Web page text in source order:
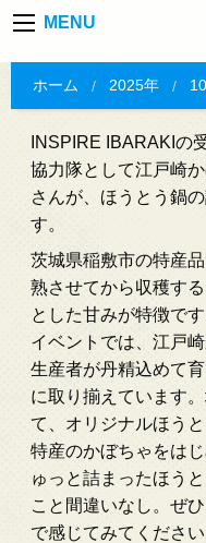
MENU
ホーム 2025年
INSPIRE IBARAKIの
協力隊として江戸崎
さんが、ほうとう鍋
す。
茨城県稲敷市の特産
熟させてから収穫す
とした甘みが特徴です
イベントでは、江戸
生産者が丹精込めて
に取り揃えています
て、オリジナルほう
特産のかぼちゃをは
ゅっと詰まったほう
こと間違いなし。ぜ
で感じてみてください